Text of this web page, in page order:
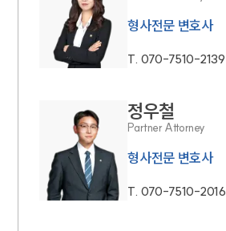
형사전문 변호사
T. 070-7510-2139
정우철
Partner Attorney
형사전문 변호사
T. 070-7510-2016